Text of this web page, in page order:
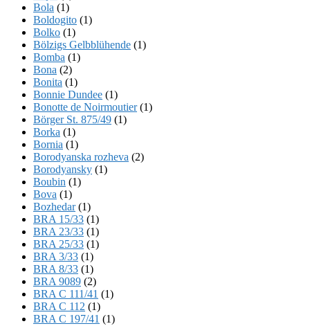
Bola (1)
Boldogito (1)
Bolko (1)
Bölzigs Gelbblühende (1)
Bomba (1)
Bona (2)
Bonita (1)
Bonnie Dundee (1)
Bonotte de Noirmoutier(1)
Börger St. 875/49 (1)
Borka (1)
Bornia (1)
Borodyanska rozheva (2)
Borodyansky (1)
Boubin (1)
Bova (1)
Bozhedar(1)
BRA 15/33 (1)
BRA 23/33 (1)
BRA 25/33 (1)
BRA 3/33 (1)
BRA 8/33 (1)
BRA 9089 (2)
BRA C 111/41 (1)
BRA C 112 (1)
BRA C 197/41 (1)